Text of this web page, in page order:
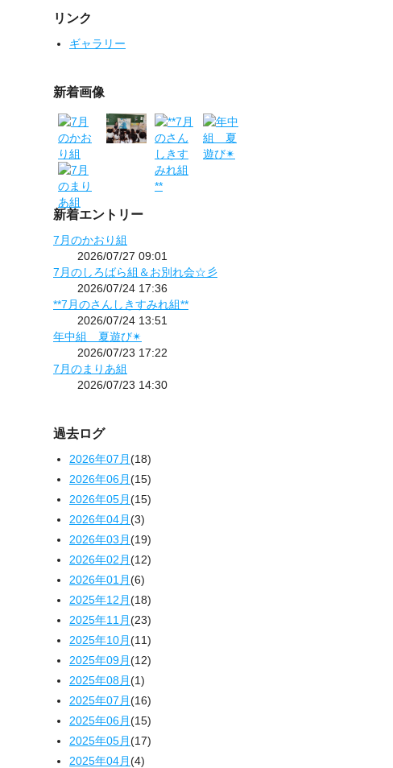
リンク
ギャラリー
新着画像
新着エントリー
7月のかおり組
2026/07/27 09:01
7月のしろばら組＆お別れ会☆彡
2026/07/24 17:36
**7月のさんしきすみれ組**
2026/07/24 13:51
年中組 夏遊び✴
2026/07/23 17:22
7月のまりあ組
2026/07/23 14:30
過去ログ
2026年07月(18)
2026年06月(15)
2026年05月(15)
2026年04月(3)
2026年03月(19)
2026年02月(12)
2026年01月(6)
2025年12月(18)
2025年11月(23)
2025年10月(11)
2025年09月(12)
2025年08月(1)
2025年07月(16)
2025年06月(15)
2025年05月(17)
2025年04月(4)